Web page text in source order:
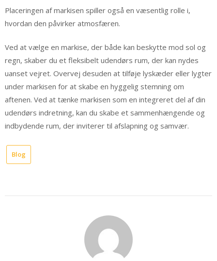
Placeringen af markisen spiller også en væsentlig rolle i,
hvordan den påvirker atmosfæren.
Ved at vælge en markise, der både kan beskytte mod sol og
regn, skaber du et fleksibelt udendørs rum, der kan nydes
uanset vejret. Overvej desuden at tilføje lyskæder eller lygter
under markisen for at skabe en hyggelig stemning om
aftenen. Ved at tænke markisen som en integreret del af din
udendørs indretning, kan du skabe et sammenhængende og
indbydende rum, der inviterer til afslapning og samvær.
Blog